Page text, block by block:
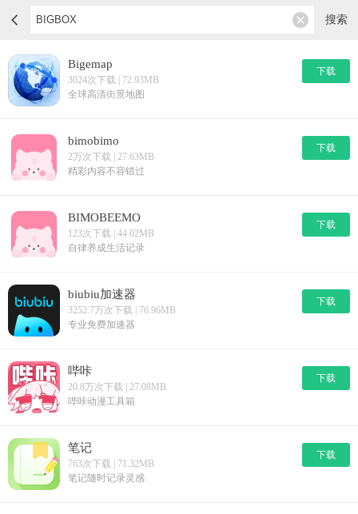
搜索
Bigemap
3024次下载 | 72.93MB
全球高清街景地图
下载
bimobimo
2万次下载 | 27.63MB
精彩内容不容错过
下载
BIMOBEEMO
123次下载 | 44.02MB
自律养成生活记录
下载
biubiu加速器
3252.7万次下载 | 76.96MB
专业免费加速器
下载
哔咔
20.8万次下载 | 27.08MB
哔咔动漫工具箱
下载
笔记
763次下载 | 71.32MB
笔记随时记录灵感
下载